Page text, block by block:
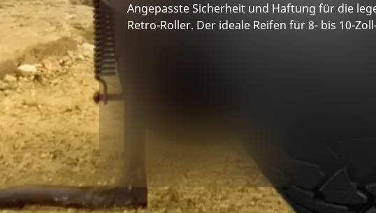
Angepasste Sicherheit und Haftung für die
Retro-Roller. Der ideale Reifen für 8- bis 10-